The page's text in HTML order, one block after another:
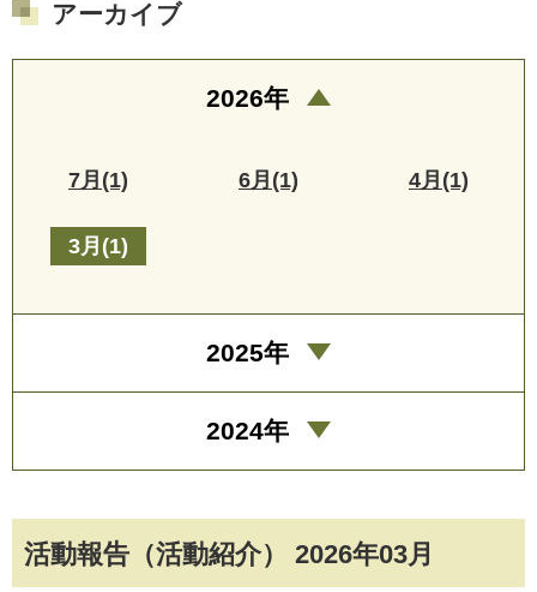
活動報告（活動紹介） 2026年03月
アーカイブ
2026年
7月(1) 6月(1) 4月(1)
3月(1)
2025年
2024年